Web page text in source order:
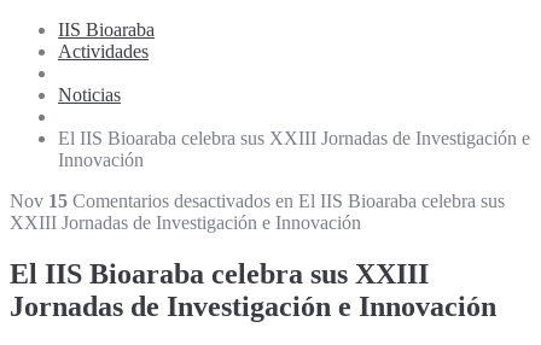
IIS Bioaraba
Actividades
Noticias
El IIS Bioaraba celebra sus XXIII Jornadas de Investigación e
Innovación
Nov 15 Comentarios desactivados en El IIS Bioaraba celebra sus
XXIII Jornadas de Investigación e Innovación
El IIS Bioaraba celebra sus XXIII
Jornadas de Investigación e Innovación